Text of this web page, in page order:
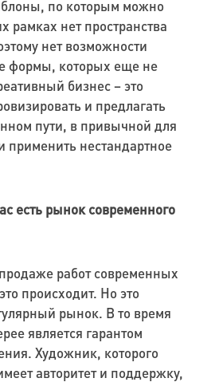
по которым можно
рамках нет пространства
нет возможности
формы, которых еще не
бизнес – это
и предлагать
пути, в привычной для
применить нестандартное
есть рынок современного
работ современных
происходит. Но это
рынок. В то время
является гарантом
Художник, которого
авторитет и поддержку,